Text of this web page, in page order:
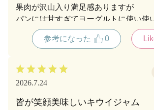
果肉が沢山入り満足感ありますが
パンには甘すぎてヨーグルトに使い使
個人的にはもう少し甘さ控えめの方が
ています参考になった 0
2026.7.24
皆が笑顔美味しいキウイジャム